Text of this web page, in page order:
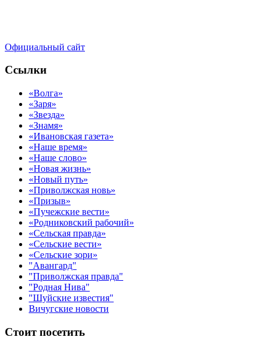
Официальный сайт
Ссылки
«Волга»
«Заря»
«Звезда»
«Знамя»
«Ивановская газета»
«Наше время»
«Наше слово»
«Новая жизнь»
«Новый путь»
«Приволжская новь»
«Призыв»
«Пучежские вести»
«Родниковский рабочий»
«Сельская правда»
«Сельские вести»
«Сельские зори»
"Авангард"
"Приволжская правда"
"Родная Нива"
"Шуйские известия"
Вичугские новости
Стоит посетить